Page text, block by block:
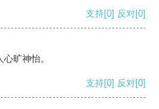
支持[0] 反对[0]
旷神怡。
支持[0] 反对[0]